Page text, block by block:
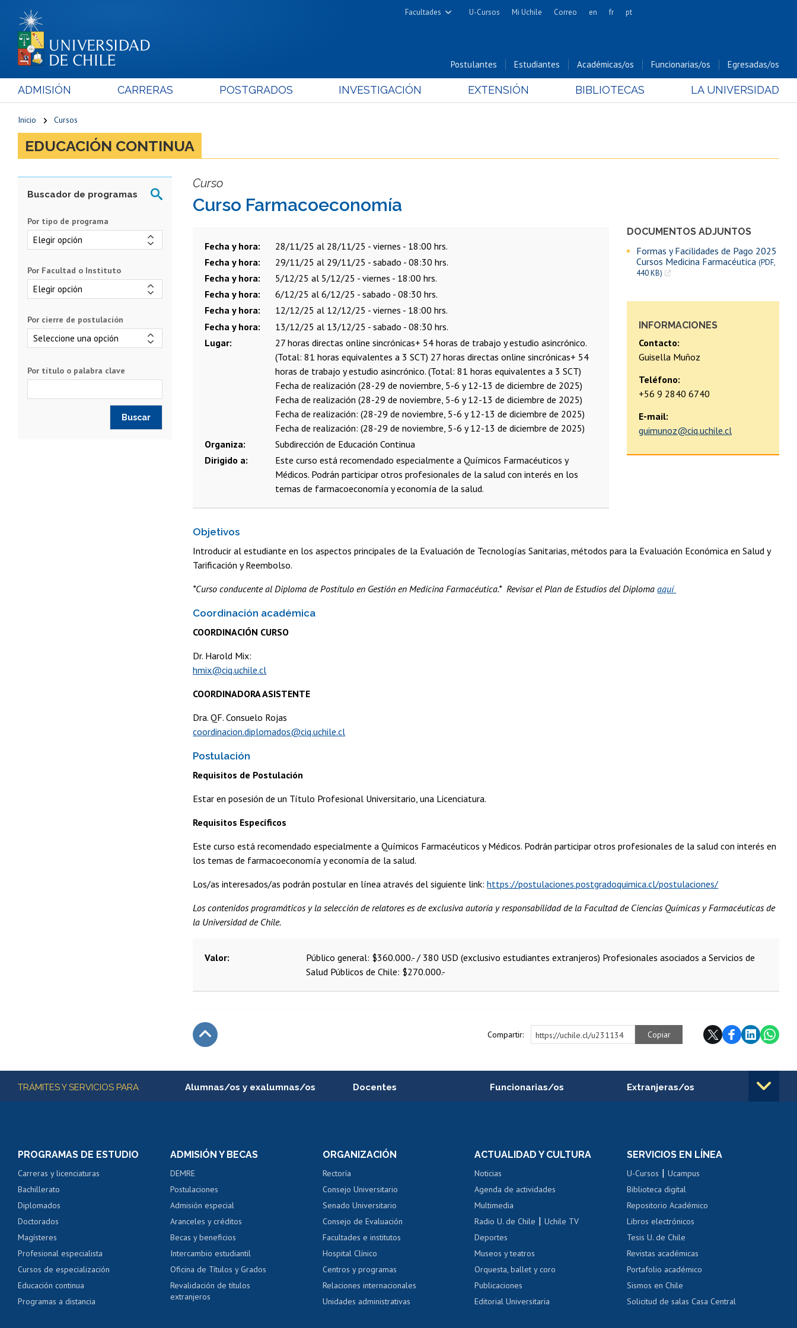
Facultades
Cs. Físicas y Matemáticas
Cs. Forestales y Conservación
Cs. Químicas y Farmacéuticas
Cs. Sociales
U-Cursos Mi Uchile Correo en fr pt
Postulantes Estudiantes Académicas/os Funcionarias/os Egresadas/os
ADMISIÓN CARRERAS POSTGRADOS INVESTIGACIÓN EXTENSIÓN BIBLIOTECAS LA UNIVERSIDAD
Inicio Cursos
EDUCACIÓN CONTINUA
Curso
Curso Farmacoeconomía
DOCUMENTOS ADJUNTOS
Formas y Facilidades de Pago 2025
Cursos Medicina Farmacéutica (PDF,
440 KB)
INFORMACIONES
Contacto:
Guisella Muñoz
Teléfono:
+56 9 2840 6740
E-mail:
guimunoz@ciq.uchile.cl
Fecha y hora
28/11/25 al 28/11/25 - viernes - 18:00 hrs.
Fecha y hora
29/11/25 al 29/11/25 - sabado - 08:30 hrs.
Fecha y hora
5/12/25 al 5/12/25 - viernes - 18:00 hrs.
Fecha y hora
6/12/25 al 6/12/25 - sabado - 08:30 hrs.
Fecha y hora
12/12/25 al 12/12/25 - viernes - 18:00 hrs.
Fecha y hora
13/12/25 al 13/12/25 - sabado - 08:30 hrs.
Lugar
27 horas directas online sincrónicas+ 54 horas de trabajo y estudio asincrónico.
(Total: 81 horas equivalentes a 3 SCT) 27 horas directas online sincrónicas+ 54
horas de trabajo y estudio asincrónico. (Total: 81 horas equivalentes a 3 SCT)
Fecha de realización (28-29 de noviembre, 5-6 y 12-13 de diciembre de 2025)
Fecha de realización (28-29 de noviembre, 5-6 y 12-13 de diciembre de 2025)
Fecha de realización: (28-29 de noviembre, 5-6 y 12-13 de diciembre de 2025)
Fecha de realización: (28-29 de noviembre, 5-6 y 12-13 de diciembre de 2025)
Organiza
Subdirección de Educación Continua
Dirigido a
Este curso está recomendado especialmente a Químicos Farmacéuticos y
Médicos. Podrán participar otros profesionales de la salud con interés en los
temas de farmacoeconomía y economía de la salud.
Objetivos
Introducir al estudiante en los aspectos principales de la Evaluación de Tecnologías Sanitarias, métodos para la Evaluación Económica en Salud y
Tarificación y Reembolso.
*Curso conducente al Diploma de Postítulo en Gestión en Medicina Farmacéutica.* Revisar el Plan de Estudios del Diplomaaquí
Coordinación académica
COORDINACIÓN CURSO
Dr. Harold Mix:
hmix@ciq.uchile.cl
COORDINADORA ASISTENTE
Dra. QF. Consuelo Rojas
coordinacion.diplomados@ciq.uchile.cl
Postulación
Requisitos de Postulación
Estar en posesión de un Título Profesional Universitario, una Licenciatura.
Requisitos Específicos
Este curso está recomendado especialmente a Químicos Farmacéuticos y Médicos. Podrán participar otros profesionales de la salud con interés en
los temas de farmacoeconomía y economía de la salud.
Los/as interesados/as podrán postular en línea através del siguiente link:https://postulaciones.postgradoquimica.cl/postulaciones/
Los contenidos programáticos y la selección de relatores es de exclusiva autoría y responsabilidad de la Facultad de Ciencias Químicas y Farmacéuticas de
la Universidad de Chile.
Valor Público general: $360.000.- / 380 USD (exclusivo estudiantes extranjeros) Profesionales asociados a Servicios de
Salud Públicos de Chile: $270.000.-
Compartir: https://uchile.cl/u231134 Copiar
Por tipo de programa
Por Facultad o Instituto
Por cierre de postulación
Por título o palabra clave
Más información
TRÁMITES Y SERVICIOS PARA Alumnas/os y exalumnas/os
Consulta y certificado de notas
Servicio médico y dental
Pago de arancel y crédito alumnos
Pago de arancel y crédito exalumnos
Certificado de títulos y grados
Docentes
Perfeccionamiento
Evaluación docente
Calificación académica
Postulación al AUCAI
Funcionarias/os
Portal de movilidad interna
Certificado de renta
Certificado de renta
Gestión de correo uchile
Extranjeras/os
Movilidad Estudiantil
Cursos de español
Acoso laboral, sexual y violencia
PROGRAMAS DE ESTUDIO
Carreras y licenciaturas
Bachillerato
Diplomados
Doctorados
Magísteres
Profesional especialista
Cursos de especialización
Educación continua
Programas a distancia
ADMISIÓN Y BECAS
DEMRE
Postulaciones
Admisión especial
Aranceles y créditos
Becas y beneficios
Intercambio estudiantil
Oficina de Títulos y Grados
Revalidación de títulos
extranjeros
ORGANIZACIÓN
Rectoría
Consejo Universitario
Senado Universitario
Consejo de Evaluación
Facultades e institutos
Hospital Clínico
Centros y programas
Relaciones internacionales
Unidades administrativas
ACTUALIDAD Y CULTURA
Noticias
Agenda de actividades
Multimedia
Radio U. de Chile |Uchile TV
Deportes
Museos y teatros
Orquesta, ballet y coro
Publicaciones
Editorial Universitaria
SERVICIOS EN LÍNEA
U-Cursos |Ucampus
Biblioteca digital
Repositorio Académico
Libros electrónicos
Tesis U. de Chile
Revistas académicas
Portafolio académico
Sismos en Chile
Solicitud de salas Casa Central